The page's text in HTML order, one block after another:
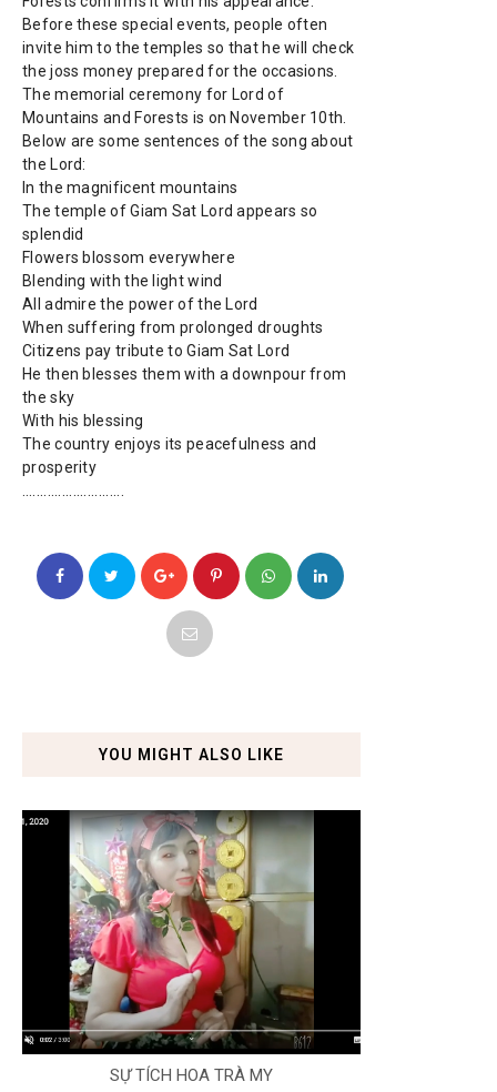
Before these special events, people often
invite him to the temples so that he will check
the joss money prepared for the occasions.
The memorial ceremony for Lord of
Mountains and Forests is on November 10th
Below are some sentences of the song about
the Lord:
In the magnificent mountains
The temple of Giam Sat Lord appears so
splendid
Flowers blossom everywhere
Blending with the light wind
All admire the power of the Lord
When suffering from prolonged droughts
Citizens pay tribute to Giam Sat Lord
He then blesses them with a downpour from
the sky
With his blessing
The country enjoys its peacefulness and
prosperity
YOU MIGHT ALSO LIKE
SỰ TÍCH HOA TRÀ MY